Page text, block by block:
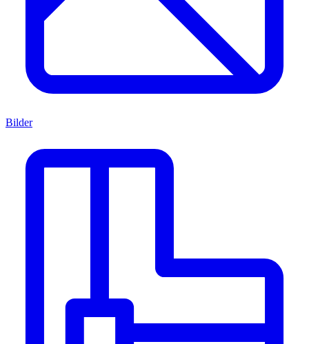
Bilder